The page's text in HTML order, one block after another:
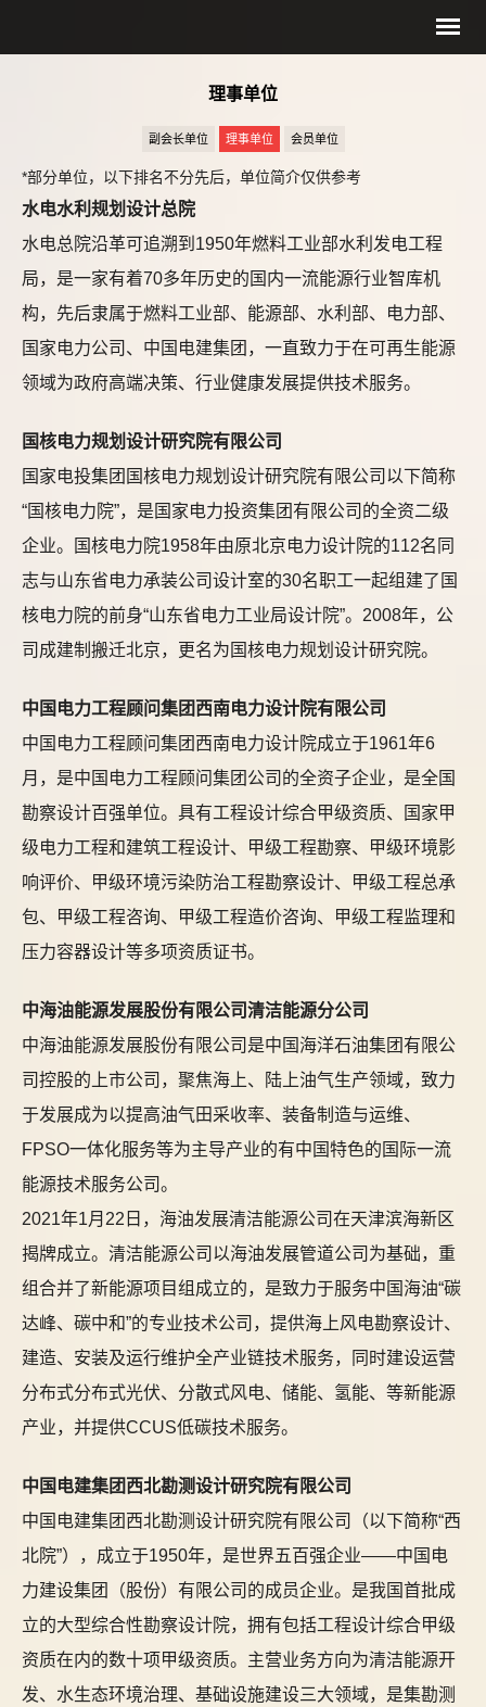
理事单位
副会长单位 理事单位 会员单位
*部分单位，以下排名不分先后，单位简介仅供参考
水电水利规划设计总院
水电总院沿革可追溯到1950年燃料工业部水利发电工程
局，是一家有着70多年历史的国内一流能源行业智库机
构，先后隶属于燃料工业部、能源部、水利部、电力部、
国家电力公司、中国电建集团，一直致力于在可再生能源
领域为政府高端决策、行业健康发展提供技术服务。
国核电力规划设计研究院有限公司
国家电投集团国核电力规划设计研究院有限公司以下简称
“国核电力院”，是国家电力投资集团有限公司的全资二级
企业。国核电力院1958年由原北京电力设计院的112名同
志与山东省电力承装公司设计室的30名职工一起组建了国
核电力院的前身“山东省电力工业局设计院”。2008年，公
司成建制搬迁北京，更名为国核电力规划设计研究院。
中国电力工程顾问集团西南电力设计院有限公司
中国电力工程顾问集团西南电力设计院成立于1961年6
月，是中国电力工程顾问集团公司的全资子企业，是全国
勘察设计百强单位。具有工程设计综合甲级资质、国家甲
级电力工程和建筑工程设计、甲级工程勘察、甲级环境影
响评价、甲级环境污染防治工程勘察设计、甲级工程总承
包、甲级工程咨询、甲级工程造价咨询、甲级工程监理和
压力容器设计等多项资质证书。
中海油能源发展股份有限公司清洁能源分公司
中海油能源发展股份有限公司是中国海洋石油集团有限公
司控股的上市公司，聚焦海上、陆上油气生产领域，致力
于发展成为以提高油气田采收率、装备制造与运维、
FPSO一体化服务等为主导产业的有中国特色的国际一流
能源技术服务公司。
2021年1月22日，海油发展清洁能源公司在天津滨海新区
揭牌成立。清洁能源公司以海油发展管道公司为基础，重
组合并了新能源项目组成立的，是致力于服务中国海油“碳
达峰、碳中和”的专业技术公司，提供海上风电勘察设计、
建造、安装及运行维护全产业链技术服务，同时建设运营
分布式分布式光伏、分散式风电、储能、氢能、等新能源
产业，并提供CCUS低碳技术服务。
中国电建集团西北勘测设计研究院有限公司
中国电建集团西北勘测设计研究院有限公司（以下简称“西
北院”），成立于1950年，是世界五百强企业——中国电
力建设集团（股份）有限公司的成员企业。是我国首批成
立的大型综合性勘察设计院，拥有包括工程设计综合甲级
资质在内的数十项甲级资质。主营业务方向为清洁能源开
发、水生态环境治理、基础设施建设三大领域，是集勘测